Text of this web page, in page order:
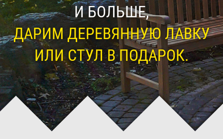
И БОЛЬШЕ,
ДАРИМ ДЕРЕВЯННУЮ ЛАВКУ
ИЛИ СТУЛ В ПОДАРОК.